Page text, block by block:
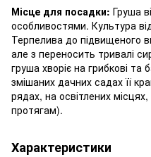
Місце для посадки: Груша
особливостями. Культура
Терпелива до підвищеного
але з переносить тривалі
груша хворіє на грибкові та
змішаних дачних садах її
рядах, на освітлених
протягам).
Характеристики